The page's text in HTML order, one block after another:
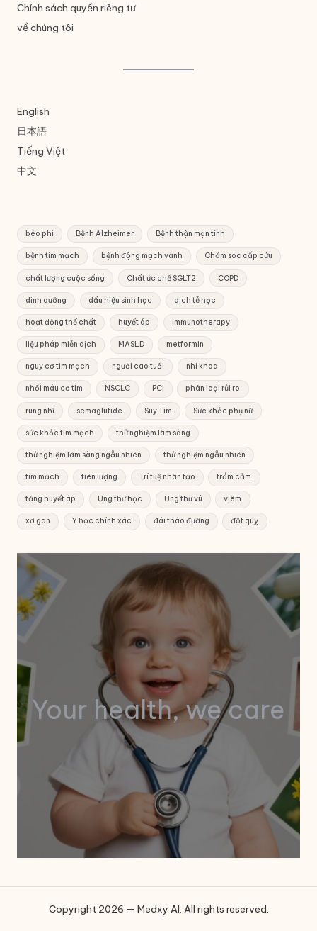
Chính sách quyền riêng tư
về chúng tôi
English
日本語
Tiếng Việt
中文
béo phì Bệnh Alzheimer Bệnh thận mạn tính
bệnh tim mạch bệnh động mạch vành Chăm sóc cấp cứu
chất lượng cuộc sống Chất ức chế SGLT2 COPD
dinh dưỡng dấu hiệu sinh học dịch tễ học
hoạt động thể chất huyết áp immunotherapy
liệu pháp miễn dịch MASLD metformin
nguy cơ tim mạch người cao tuổi nhi khoa
nhồi máu cơ tim NSCLC PCI phân loại rủi ro
rung nhĩ semaglutide Suy Tim Sức khỏe phụ nữ
sức khỏe tim mạch thử nghiệm lâm sàng
thử nghiệm lâm sàng ngẫu nhiên thử nghiệm ngẫu nhiên
tim mạch tiên lượng Trí tuệ nhân tạo trầm cảm
tăng huyết áp Ung thư học Ung thư vú viêm
xơ gan Y học chính xác đái tháo đường đột quỵ
Your health, we care
Copyright 2026 — Medxy AI. All rights reserved.